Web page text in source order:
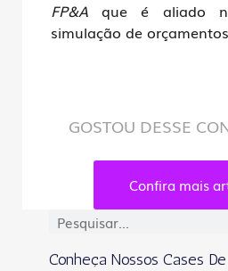
FP&Aque é aliado
simulação de
GOSTOU DESSE
Confira mais
Conheça Nossos Cases